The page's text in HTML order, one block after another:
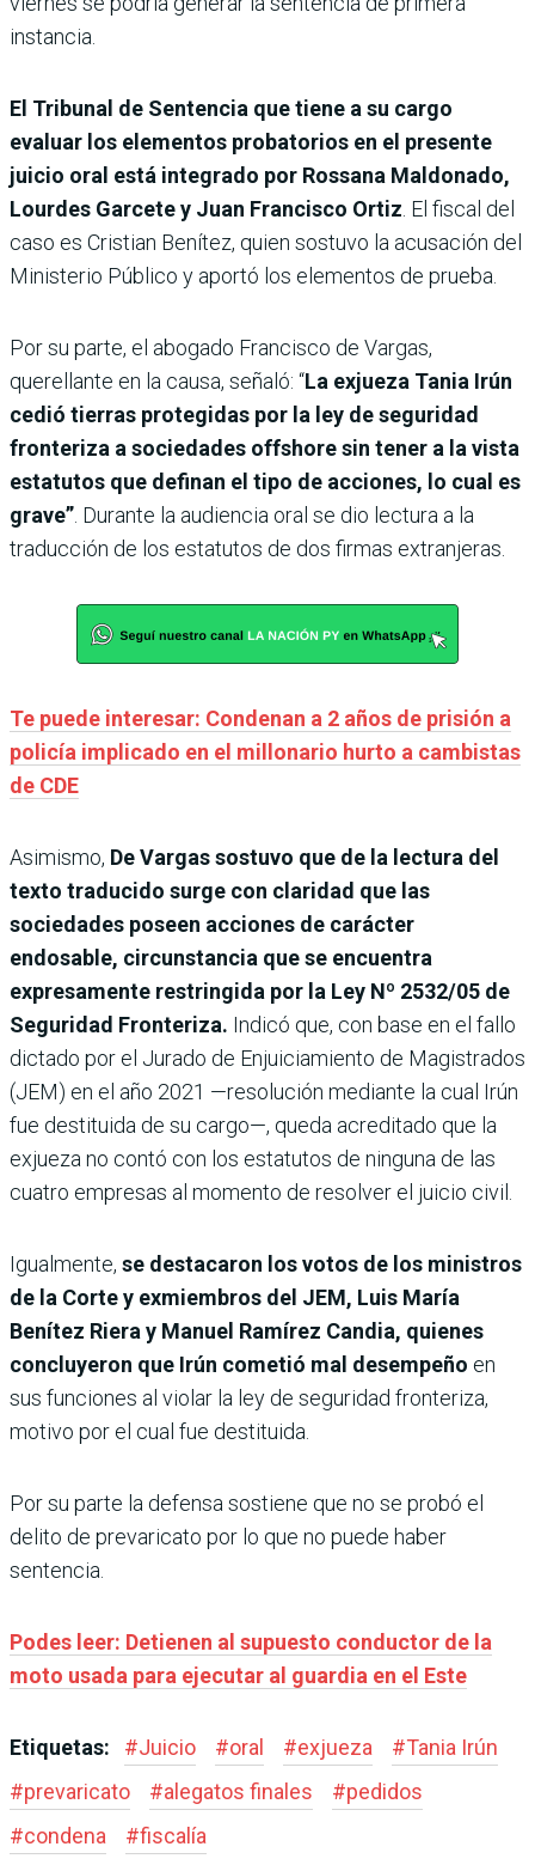
instancia.
El Tribunal de Sentencia que tiene a su cargo
evaluar los elementos probatorios en el presente
juicio oral está integrado por Rossana Maldonado,
Lourdes Garcete y Juan Francisco Ortiz . El fiscal del
caso es Cristian Benítez, quien sostuvo la acusación del
Ministerio Público y aportó los elementos de prueba.
Por su parte, el abogado Francisco de Vargas,
querellante en la causa, señaló: “La exjueza Tania Irún
cedió tierras protegidas por la ley de seguridad
fronteriza a sociedades offshore sin tener a la vista
estatutos que definan el tipo de acciones, lo cual es
grave” . Durante la audiencia oral se dio lectura a la
traducción de los estatutos de dos firmas extranjeras.
Te puede interesar: Condenan a 2 años de prisión a
policía implicado en el millonario hurto a cambistas
de CDE
Asimismo, De Vargas sostuvo que de la lectura del
texto traducido surge con claridad que las
sociedades poseen acciones de carácter
endosable, circunstancia que se encuentra
expresamente restringida por la Ley Nº 2532/05 de
Seguridad Fronteriza. Indicó que, con base en el fallo
dictado por el Jurado de Enjuiciamiento de Magistrados
(JEM) en el año 2021 —resolución mediante la cual Irún
fue destituida de su cargo—, queda acreditado que la
exjueza no contó con los estatutos de ninguna de las
cuatro empresas al momento de resolver el juicio civil.
Igualmente, se destacaron los votos de los ministros
de la Corte y exmiembros del JEM, Luis María
Benítez Riera y Manuel Ramírez Candia, quienes
concluyeron que Irún cometió mal desempeño en
sus funciones al violar la ley de seguridad fronteriza,
motivo por el cual fue destituida.
Por su parte la defensa sostiene que no se probó el
delito de prevaricato por lo que no puede haber
sentencia.
Podes leer: Detienen al supuesto conductor de la
moto usada para ejecutar al guardia en el Este
Etiquetas: #Juicio #oral #exjueza #Tania Irún
#prevaricato #alegatos finales #pedidos
#condena #fiscalía